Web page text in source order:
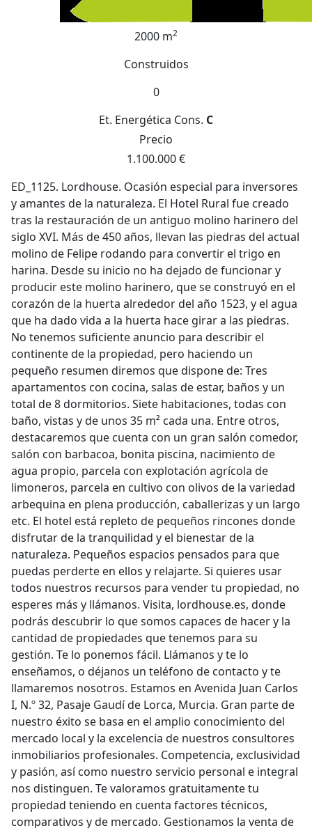
2000 m2
Construidos
0
Et. Energética Cons. C
Precio
1.100.000 €
ED_1125. Lordhouse. Ocasión especial para inversores
y amantes de la naturaleza. El Hotel Rural fue creado
tras la restauración de un antiguo molino harinero del
siglo XVI. Más de 450 años, llevan las piedras del actual
molino de Felipe rodando para convertir el trigo en
harina. Desde su inicio no ha dejado de funcionar y
producir este molino harinero, que se construyó en el
corazón de la huerta alrededor del año 1523, y el agua
que ha dado vida a la huerta hace girar a las piedras.
No tenemos suficiente anuncio para describir el
continente de la propiedad, pero haciendo un
pequeño resumen diremos que dispone de: Tres
apartamentos con cocina, salas de estar, baños y un
total de 8 dormitorios. Siete habitaciones, todas con
baño, vistas y de unos 35 m² cada una. Entre otros,
destacaremos que cuenta con un gran salón comedor,
salón con barbacoa, bonita piscina, nacimiento de
agua propio, parcela con explotación agrícola de
limoneros, parcela en cultivo con olivos de la variedad
arbequina en plena producción, caballerizas y un largo
etc. El hotel está repleto de pequeños rincones donde
disfrutar de la tranquilidad y el bienestar de la
naturaleza. Pequeños espacios pensados para que
puedas perderte en ellos y relajarte. Si quieres usar
todos nuestros recursos para vender tu propiedad, no
esperes más y llámanos. Visita, lordhouse.es, donde
podrás descubrir lo que somos capaces de hacer y la
cantidad de propiedades que tenemos para su
gestión. Te lo ponemos fácil. Llámanos y te lo
enseñamos, o déjanos un teléfono de contacto y te
llamaremos nosotros. Estamos en Avenida Juan Carlos
I, N.º 32, Pasaje Gaudí de Lorca, Murcia. Gran parte de
nuestro éxito se basa en el amplio conocimiento del
mercado local y la excelencia de nuestros consultores
inmobiliarios profesionales. Competencia, exclusividad
y pasión, así como nuestro servicio personal e integral
nos distinguen. Te valoramos gratuitamente tu
propiedad teniendo en cuenta factores técnicos,
comparativos y de mercado. Gestionamos la venta de